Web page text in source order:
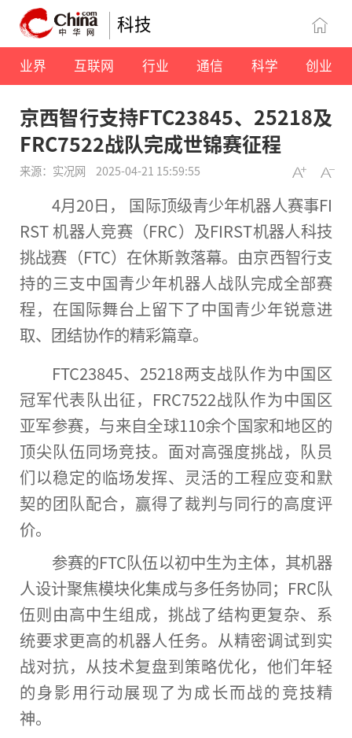
科技
业界 互联网 行业 通信 科学 创业
京西智行支持FTC23845、25218及
FRC7522战队完成世锦赛征程
来源：实况网 2025-04-21 15:59:55
4月20日， 国际顶级青少年机器人赛事FI
RST 机器人竞赛（FRC）及FIRST机器人科技
挑战赛（FTC）在休斯敦落幕。由京西智行支
持的三支中国青少年机器人战队完成全部赛
程，在国际舞台上留下了中国青少年锐意进
取、团结协作的精彩篇章。
FTC23845、25218两支战队作为中国区
冠军代表队出征，FRC7522战队作为中国区
亚军参赛，与来自全球110余个国家和地区的
顶尖队伍同场竞技。面对高强度挑战，队员
们以稳定的临场发挥、灵活的工程应变和默
契的团队配合，赢得了裁判与同行的高度评
价。
参赛的FTC队伍以初中生为主体，其机器
人设计聚焦模块化集成与多任务协同；FRC队
伍则由高中生组成，挑战了结构更复杂、系
统要求更高的机器人任务。从精密调试到实
战对抗，从技术复盘到策略优化，他们年轻
的身影用行动展现了为成长而战的竞技精
神。